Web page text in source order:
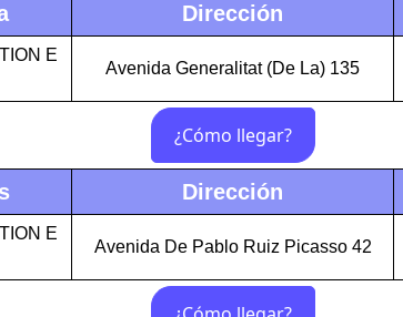
Dirección
E
Avenida Generalitat (De La) 135
Dirección
E
Avenida De Pablo Ruiz Picasso 42